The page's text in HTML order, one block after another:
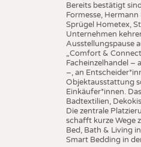
Bereits bestätigt
Formesse,
Sprügel Hometex,
Unternehmen
Ausstellungspause
„Comfort &
Facheinzelhandel –
–, an
Objektausstattung
Einkäufer*innen.
Badtextilien,
Die zentrale
schafft kurze Wege
Bed, Bath & Living
Smart Bedding in